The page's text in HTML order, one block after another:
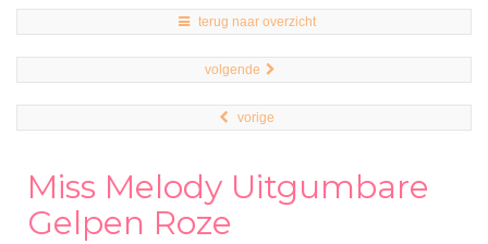
terug naar overzicht
volgende
vorige
Miss Melody Uitgumbare
Gelpen Roze